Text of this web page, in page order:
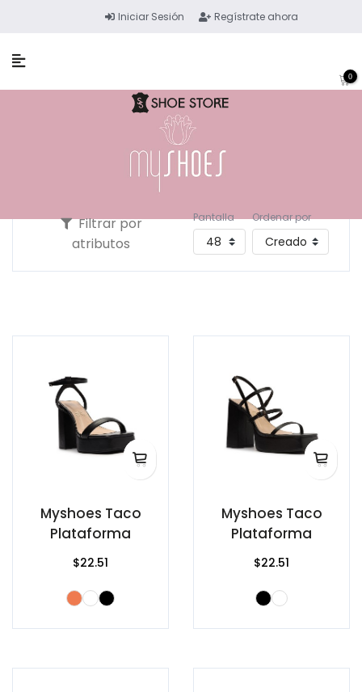
Iniciar Sesión Regístrate ahora
0
Filtrar por
atributos
Pantalla Ordenar por
Myshoes Taco
Plataforma
$22.51
Myshoes Taco
Plataforma
$22.51